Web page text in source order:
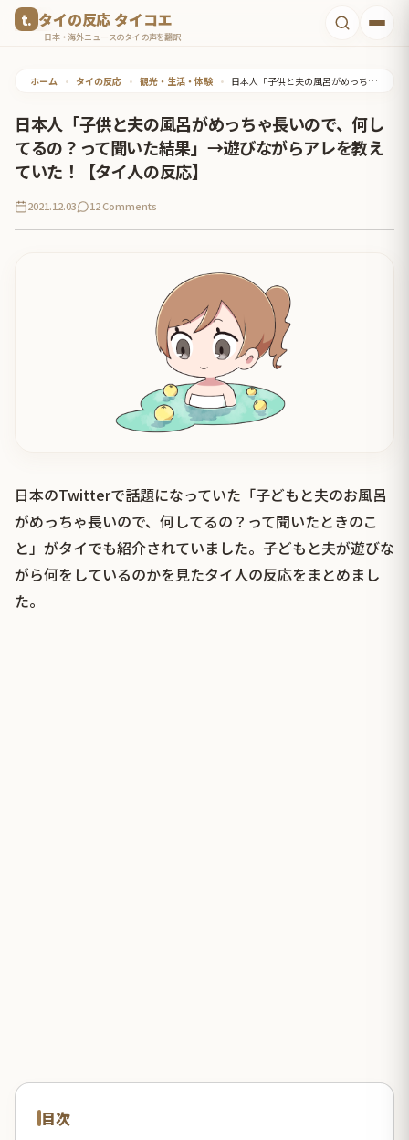
タイの反応 タイコエ
日本・海外ニュースのタイの声を翻訳
ホーム • タイの反応 • 観光・生活・体験 • 日本人「子供と夫の風呂がめっちゃ長いので、何してるの？って聞いた結果」→遊びながらアレを教えていた！【タイ人の反応】
日本人「子供と夫の風呂がめっちゃ長いので、何し
てるの？って聞いた結果」→遊びながらアレを教え
ていた！【タイ人の反応】
2021.12.03 12 Comments
日本のTwitterで話題になっていた「子どもと夫のお風呂
がめっちゃ長いので、何してるの？って聞いたときのこ
と」がタイでも紹介されていました。子どもと夫が遊びな
がら何をしているのかを見たタイ人の反応をまとめまし
た。
目次